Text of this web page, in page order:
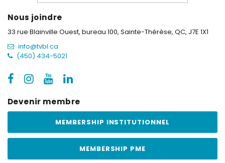
Nous joindre
33 rue Blainville Ouest, bureau 100, Sainte-Thérèse, QC, J7E 1X1
info@tvbl.ca
(450) 434-5021
Devenir membre
MEMBERSHIP INSTITUTIONNEL
MEMBERSHIP PME